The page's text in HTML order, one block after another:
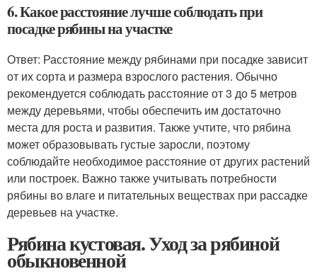
6. Какое расстояние лучше соблюдать при
посадке рябины на участке
Ответ: Расстояние между рябинами при посадке зависит
от их сорта и размера взрослого растения. Обычно
рекомендуется соблюдать расстояние от 3 до 5 метров
между деревьями, чтобы обеспечить им достаточно
места для роста и развития. Также учтите, что рябина
может образовывать густые заросли, поэтому
соблюдайте необходимое расстояние от других растений
или построек. Важно также учитывать потребности
рябины во влаге и питательных веществах при рассадке
деревьев на участке.
Рябина кустовая. Уход за рябиной
обыкновенной